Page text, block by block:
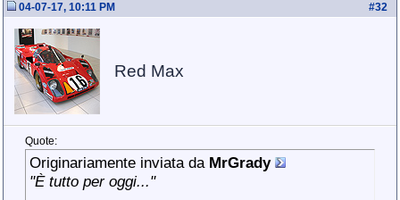
#32
04-07-17, 10:11 PM
Red Max
Quote:
Originariamente inviata da MrGrady
"È tutto per oggi..."